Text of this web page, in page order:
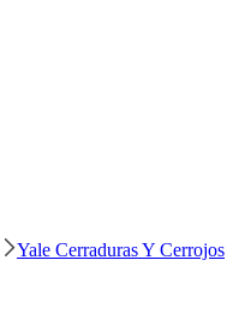
Yale Cerraduras Y Cerrojos